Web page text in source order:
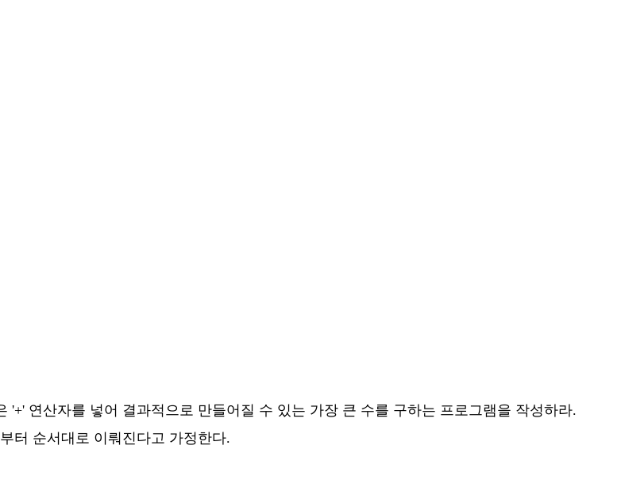
연산자를 넣어 결과적으로 만들어질 수 있는 가장 큰 수를 구하는 프로그램을 작성하라.
터 순서대로 이뤄진다고 가정한다.